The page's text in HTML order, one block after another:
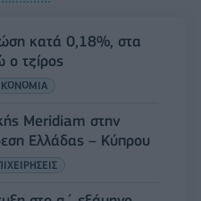
κατά 0,18%, στα
τζίρος
Meridiam στην
Ελλάδας – Κύπρου